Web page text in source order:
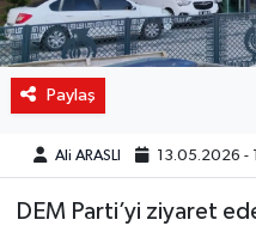
Paylaş
Ali ARASLI 13.05.2026 -
DEM Parti’yi ziyaret